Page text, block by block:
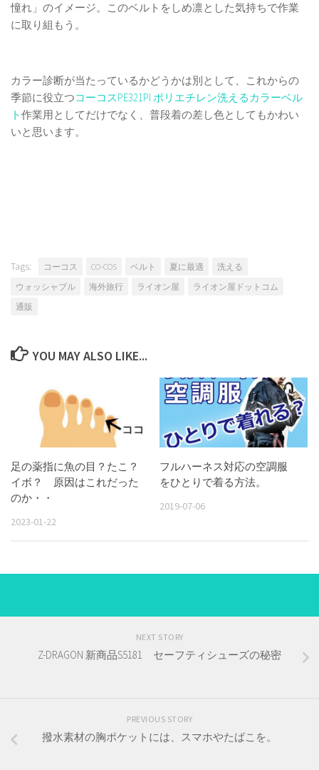
憧れ」のイメージ。このベルトをしめ凛とした気持ちで作業
に取り組もう。
カラー診断が当たっているかどうかは別として、これからの
季節に役立つコーコスPE321PI ポリエチレン洗えるカラーベル
ト作業用としてだけでなく、普段着の差し色としてもかわい
いと思います。
Tags: コーコス CO-COS ベルト 夏に最適
洗える
ウォッシャブル
海外旅行 ライオン屋
ライオン屋ドットコム
通販
YOU MAY ALSO LIKE...
足の薬指に魚の目？たこ？
イボ？ 原因はこれだった
のか・・
2023-01-22
フルハーネス対応の空調服
をひとりで着る方法。
2019-07-06
NEXT STORY
Z-DRAGON 新商品S5181 セーフティシューズの秘密
PREVIOUS STORY
撥水素材の胸ポケットには、スマホやたばこを。